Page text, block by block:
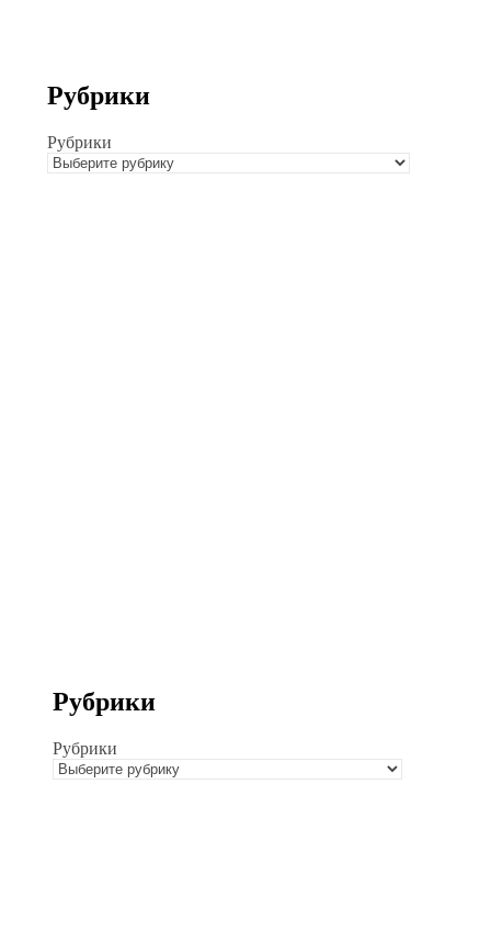
Рубрики
Рубрики
Рубрики
Рубрики